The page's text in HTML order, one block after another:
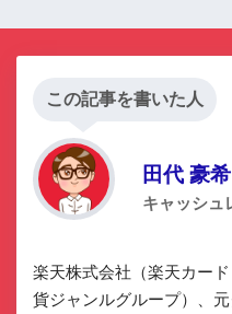
この記事を書いた人
田代 豪希
キャッシュ
楽天株式会社（楽天カー
貨ジャンルグループ）、